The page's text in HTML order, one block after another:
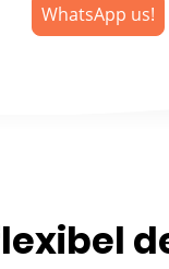
WhatsApp us!